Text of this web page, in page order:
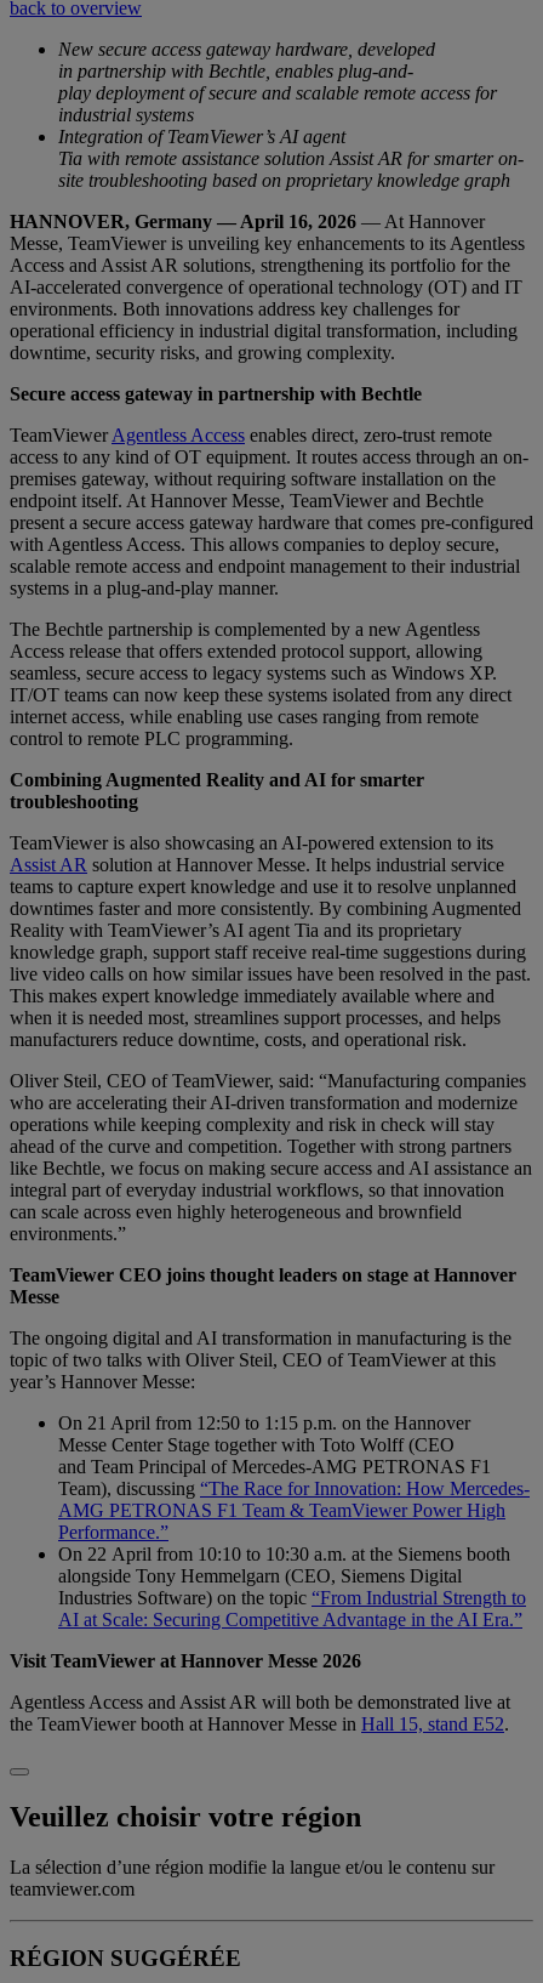
back to overview
New secure access gateway hardware, developed
in partnership with Bechtle, enables plug-and-
play deployment of secure and scalable remote access for
industrial systems
Integration of TeamViewer’s AI agent
Tia with remote assistance solution Assist AR for smarter on-
site troubleshooting based on proprietary knowledge graph
HANNOVER, Germany — April 16, 2026 — At Hannover
Messe, TeamViewer is unveiling key enhancements to its Agentless
Access and Assist AR solutions, strengthening its portfolio for the
AI-accelerated convergence of operational technology (OT) and IT
environments. Both innovations address key challenges for
operational efficiency in industrial digital transformation, including
downtime, security risks, and growing complexity.
Secure access gateway in partnership with Bechtle
TeamViewerAgentless Access enables direct, zero-trust remote
access to any kind of OT equipment. It routes access through an on-
premises gateway, without requiring software installation on the
endpoint itself. At Hannover Messe, TeamViewer and Bechtle
present a secure access gateway hardware that comes pre-configured
with Agentless Access. This allows companies to deploy secure,
scalable remote access and endpoint management to their industrial
systems in a plug-and-play manner.
The Bechtle partnership is complemented by a new Agentless
Access release that offers extended protocol support, allowing
seamless, secure access to legacy systems such as Windows XP.
IT/OT teams can now keep these systems isolated from any direct
internet access, while enabling use cases ranging from remote
control to remote PLC programming.
Combining Augmented Reality and AI for smarter
troubleshooting
TeamViewer is also showcasing an AI-powered extension to its
Assist AR solution at Hannover Messe. It helps industrial service
teams to capture expert knowledge and use it to resolve unplanned
downtimes faster and more consistently. By combining Augmented
Reality with TeamViewer’s AI agent Tia and its proprietary
knowledge graph, support staff receive real-time suggestions during
live video calls on how similar issues have been resolved in the past.
This makes expert knowledge immediately available where and
when it is needed most, streamlines support processes, and helps
manufacturers reduce downtime, costs, and operational risk.
Oliver Steil, CEO of TeamViewer, said: “Manufacturing companies
who are accelerating their AI-driven transformation and modernize
operations while keeping complexity and risk in check will stay
ahead of the curve and competition. Together with strong partners
like Bechtle, we focus on making secure access and AI assistance an
integral part of everyday industrial workflows, so that innovation
can scale across even highly heterogeneous and brownfield
environments.”
TeamViewer CEO joins thought leaders on stage at Hannover
Messe
The ongoing digital and AI transformation in manufacturing is the
topic of two talks with Oliver Steil, CEO of TeamViewer at this
year’s Hannover Messe:
On 21 April from 12:50 to 1:15 p.m. on the Hannover
Messe Center Stage together with Toto Wolff (CEO
and Team Principal of Mercedes-AMG PETRONAS F1
Team), discussing “The Race for Innovation: How Mercedes-
AMG PETRONAS F1 Team & TeamViewer Power High
Performance.”
On 22 April from 10:10 to 10:30 a.m. at the Siemens booth
alongside Tony Hemmelgarn (CEO, Siemens Digital
Industries Software) on the topic “From Industrial Strength to
AI at Scale: Securing Competitive Advantage in the AI Era.”
Visit TeamViewer at Hannover Messe 2026
Agentless Access and Assist AR will both be demonstrated live at
the TeamViewer booth at Hannover Messe in Hall 15, stand E52.
Veuillez choisir votre région
La sélection d’une région modifie la langue et/ou le contenu sur
teamviewer.com
RÉGION SUGGÉRÉE